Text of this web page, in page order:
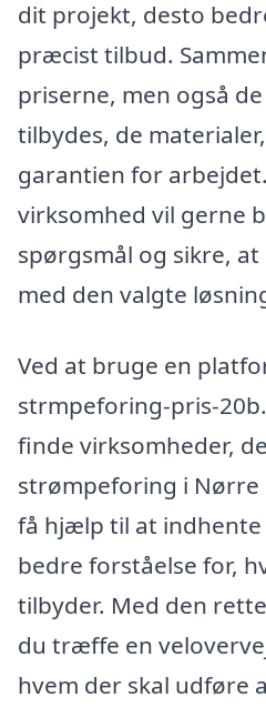
dit projekt, desto
præcist tilbud.
priserne, men også
tilbydes, de
garantien for
virksomhed vil gerne
spørgsmål og sikre,
med den valgte
Ved at bruge en
strmpeforing-pris-
finde virksomheder,
strømpeforing i Nørre
få hjælp til at
bedre forståelse for,
tilbyder. Med den
du træffe en
hvem der skal udføre